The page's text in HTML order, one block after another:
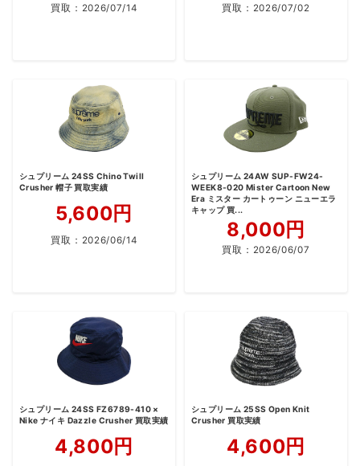
買取： 2026/07/14 買取： 2026/07/02
シュプリーム 24SS Chino Twill
Crusher 帽子 買取実績
5,600円
買取： 2026/06/14
シュプリーム 24AW SUP-FW24-
WEEK8-020 Mister Cartoon New
Era ミスター カートゥーン ニューエラ
キャップ 買...
8,000円
買取： 2026/06/07
シュプリーム 24SS FZ6789-410 ×
Nike ナイキ Dazzle Crusher 買取実績
4,800円
シュプリーム 25SS Open Knit
Crusher 買取実績
4,600円